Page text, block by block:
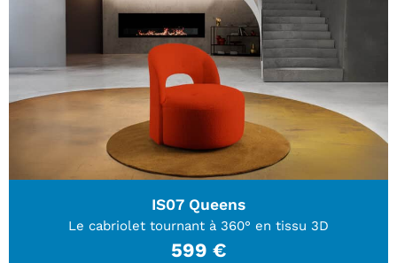
IS07 Queens
Le cabriolet tournant à 360° en tissu 3D
599 €